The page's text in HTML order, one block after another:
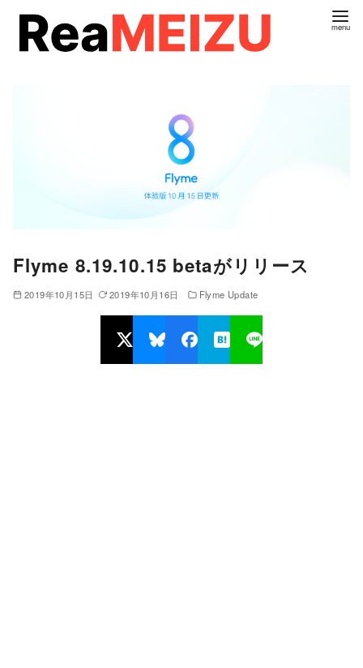
Flyme 8.19.10.15 betaがリリース
2019年10月15日 2019年10月16日 Flyme Update